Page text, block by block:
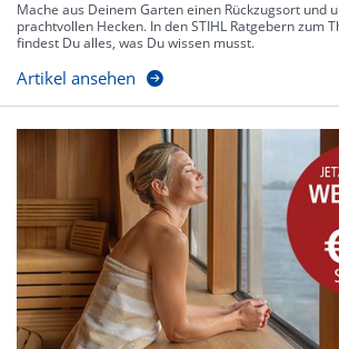
Mache aus Deinem Garten einen Rückzugsort und
prachtvollen Hecken. In den STIHL Ratgebern zum
findest Du alles, was Du wissen musst.
Artikel ansehen